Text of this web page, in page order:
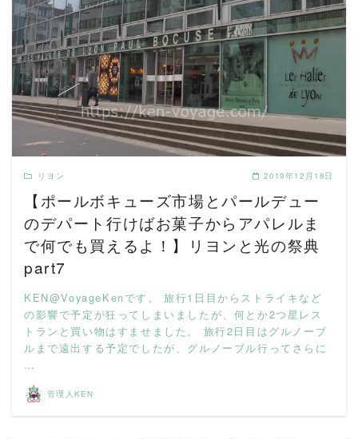
READ MORE
リヨン 2019年12月18日
【ポールボキューズ市場とパールデュー
のデパート行けばお菓子からアパレルま
で何でも買えるよ！】リヨンと光の祭典
part7
KEN@VoyageKenです。 旅行1日目からストライキなど
の影響で予定が狂ってしまいましたが、何とか2つ星レス
トランと買い物はすませました。 旅行2日目はグルノーブ
ルまで遠出する予定でしたが、グルノーブル行ってさらに
…
管理人KEN